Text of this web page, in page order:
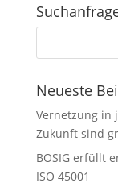
Neueste
Vernetzung in
Zukunft sind
BOSIG erfüllt
ISO 45001